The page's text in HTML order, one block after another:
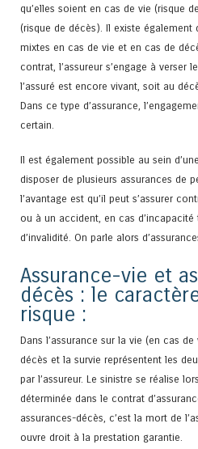
qu’elles soient en cas de vie (risque
(risque de décès). Il existe également
mixtes en cas de vie et en cas de
contrat, l’assureur s’engage à verser
l’assuré est encore vivant, soit au
Dans ce type d’assurance,
certain.
Il est également possible au sein
disposer de plusieurs assurances de
l’avantage est qu’il peut s’assurer
ou à un accident, en cas
d’invalidité. On parle alors
Assurance-vie et
décès : le
risque :
Dans l’assurance sur la vie (en cas
décès et la survie représentent les
par l’assureur. Le sinistre se réalise
déterminée dans le contrat
assurances-décès, c’est la mort de
ouvre droit à la prestation garantie.